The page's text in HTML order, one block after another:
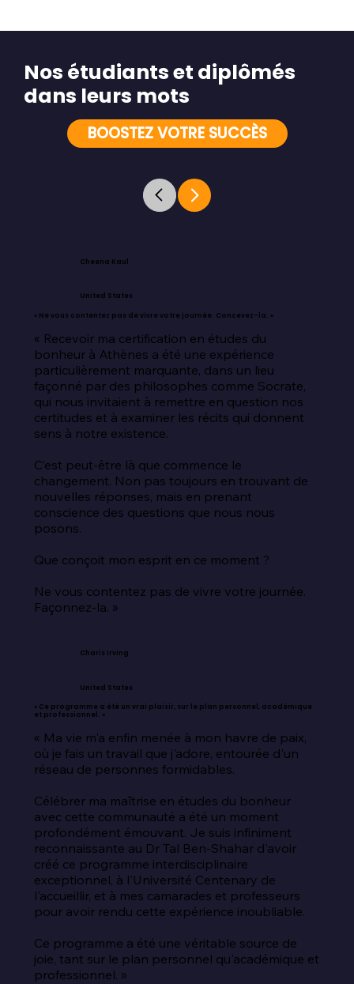
BOOSTEZ VOTRE SUCCÈS
Nos étudiants et diplômés
dans leurs mots
Cheena Kaul
United States
« Ne vous contentez pas de vivre votre journée. Concevez-la. »
« Recevoir ma certification en études du
bonheur à Athènes a été une expérience
particulièrement marquante, dans un lieu
façonné par des philosophes comme Socrate,
qui nous invitaient à remettre en question nos
certitudes et à examiner les récits qui donnent
sens à notre existence.
C’est peut-être là que commence le
changement. Non pas toujours en trouvant de
nouvelles réponses, mais en prenant
conscience des questions que nous nous
posons.
Que conçoit mon esprit en ce moment ?
Ne vous contentez pas de vivre votre journée.
Façonnez-la. »
Charis Irving
United States
« Ce programme a été un vrai plaisir, sur le plan personnel, académique
et professionnel. »
« Ma vie m'a enfin menée à mon havre de paix,
où je fais un travail que j'adore, entourée d'un
réseau de personnes formidables.
Célébrer ma maîtrise en études du bonheur
avec cette communauté a été un moment
profondément émouvant. Je suis infiniment
reconnaissante au Dr Tal Ben-Shahar d'avoir
créé ce programme interdisciplinaire
exceptionnel, à l'Université Centenary de
l'accueillir, et à mes camarades et professeurs
pour avoir rendu cette expérience inoubliable.
Ce programme a été une véritable source de
joie, tant sur le plan personnel qu'académique et
professionnel. »